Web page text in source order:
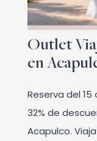
Outlet
en
Reserva del
32% de
Acapulco.